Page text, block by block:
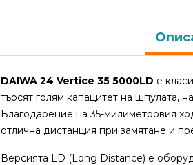
DAIWA 24 Vertice 35 5000LD е
търсят голям капацитет на шпулата,
Благодарение на 35-милиметровия
отлична дистанция при замятане и
Версията LD (Long Distance) е